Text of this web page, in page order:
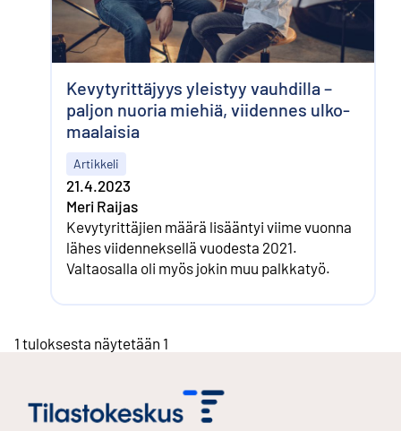
Kevytyrittäjyys yleistyy vauhdilla –
paljon nuoria miehiä, viidennes ulko­
maalaisia
Artikkeli
21.4.2023
Meri Raijas
Kevytyrittäjien määrä lisääntyi viime vuonna
lähes viidenneksellä ­vuodesta 2021.
Valtaosalla oli myös jokin muu palkkatyö.
1 tuloksesta näytetään 1